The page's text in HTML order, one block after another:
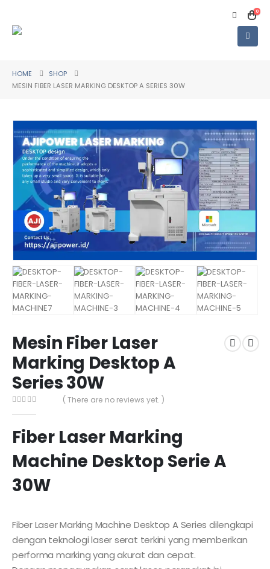
0
HOME
SHOP
MESIN FIBER LASER MARKING DESKTOP A SERIES 30W
Mesin Fiber Laser
Marking Desktop A
Series 30W
( There are no reviews yet. )
Fiber Laser Marking
Machine Desktop Serie A
30W
Fiber Laser Marking Machine Desktop A Series dilengkapi
dengan teknologi laser serat terkini yang memberikan
performa marking yang akurat dan cepat.